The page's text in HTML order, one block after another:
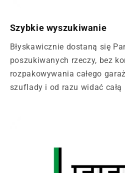
Szybkie wyszukiwanie
Błyskawicznie dostaną się
poszukiwanych rzeczy, bez
rozpakowywania całego
szuflady i od razu widać